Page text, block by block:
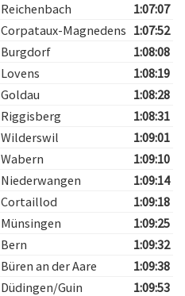
Reichenbach
1:07:07
Corpataux-Magnedens 1:07:52
Burgdorf
1:08:08
Lovens
1:08:19
Goldau
1:08:28
Riggisberg
1:08:31
Wilderswil
1:09:01
Wabern
1:09:10
Niederwangen
1:09:14
Cortaillod
1:09:18
Münsingen
1:09:25
Bern
1:09:32
Büren an der Aare
1:09:38
Düdingen/Guin
1:09:53